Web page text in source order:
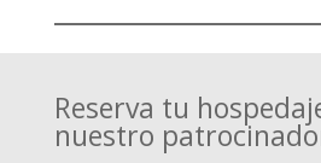
Reserva tu
nuestro